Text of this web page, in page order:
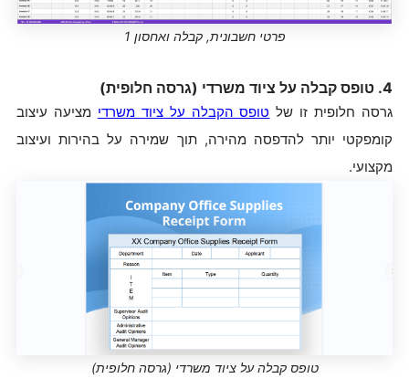
פרטי חשבונית, קבלה ואחסון 1
4. טופס קבלה על ציוד משרדי (גרסה חלופית)
גרסה חלופית זו של טופס הקבלה על ציוד משרדי מציעה עיצוב
קומפקטי יותר להדפסה מהירה, תוך שמירה על בהירות ועיצוב
מקצועי.
טופס קבלה על ציוד משרדי (גרסה חלופית)